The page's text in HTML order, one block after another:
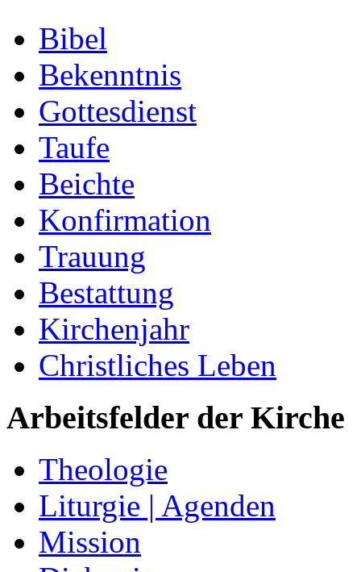
Bibel
Bekenntnis
Gottesdienst
Taufe
Beichte
Konfirmation
Trauung
Bestattung
Kirchenjahr
Christliches Leben
Arbeitsfelder der Kirche
Theologie
Liturgie | Agenden
Mission